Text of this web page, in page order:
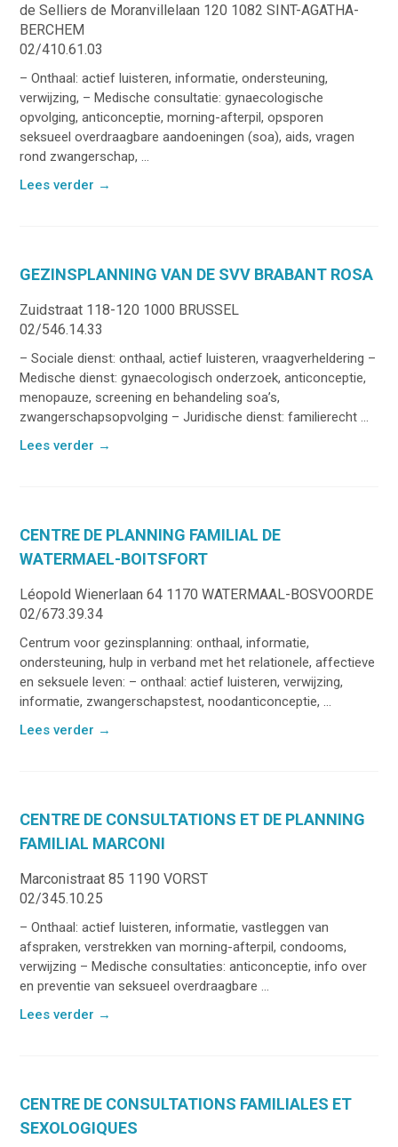
de Selliers de Moranvillelaan 120 1082 SINT-AGATHA-
BERCHEM
02/410.61.03
– Onthaal: actief luisteren, informatie, ondersteuning,
verwijzing, – Medische consultatie: gynaecologische
opvolging, anticonceptie, morning-afterpil, opsporen
seksueel overdraagbare aandoeningen (soa), aids, vragen
rond zwangerschap, ...
Lees verder →
GEZINSPLANNING VAN DE SVV BRABANT ROSA
Zuidstraat 118-120 1000 BRUSSEL
02/546.14.33
– Sociale dienst: onthaal, actief luisteren, vraagverheldering –
Medische dienst: gynaecologisch onderzoek, anticonceptie,
menopauze, screening en behandeling soa’s,
zwangerschapsopvolging – Juridische dienst: familierecht ...
Lees verder →
CENTRE DE PLANNING FAMILIAL DE
WATERMAEL-BOITSFORT
Léopold Wienerlaan 64 1170 WATERMAAL-BOSVOORDE
02/673.39.34
Centrum voor gezinsplanning: onthaal, informatie,
ondersteuning, hulp in verband met het relationele, affectieve
en seksuele leven: – onthaal: actief luisteren, verwijzing,
informatie, zwangerschapstest, noodanticonceptie, ...
Lees verder →
CENTRE DE CONSULTATIONS ET DE PLANNING
FAMILIAL MARCONI
Marconistraat 85 1190 VORST
02/345.10.25
– Onthaal: actief luisteren, informatie, vastleggen van
afspraken, verstrekken van morning-afterpil, condooms,
verwijzing – Medische consultaties: anticonceptie, info over
en preventie van seksueel overdraagbare ...
Lees verder →
CENTRE DE CONSULTATIONS FAMILIALES ET
SEXOLOGIQUES